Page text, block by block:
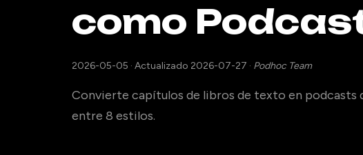
como
2026-05-05 · Actualizado 2026-07-27 · Podhoc Team
Convierte capítulos de libros de texto en podcasts
entre 8 estilos.